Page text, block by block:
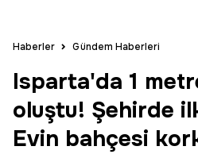
Haberler Gündem Haberleri
Isparta'da 1
oluştu! Şehirde
Evin bahçesi